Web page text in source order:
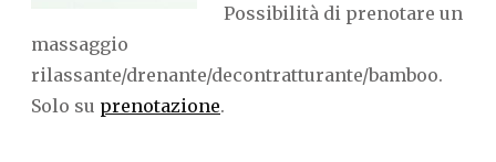
Possibilità di prenotare un
massaggio
rilassante/drenante/decontratturante/bamboo.
Solo su prenotazione.